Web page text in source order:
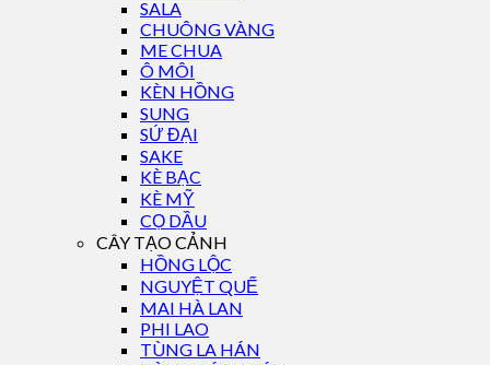
SALA
CHUÔNG VÀNG
ME CHUA
Ô MÔI
KÈN HỒNG
SUNG
SỨ ĐẠI
SAKE
KÈ BẠC
KÈ MỸ
CỌ DẦU
CÂY TẠO CẢNH
HỒNG LỘC
NGUYỆT QUẾ
MAI HÀ LAN
PHI LAO
TÙNG LA HÁN